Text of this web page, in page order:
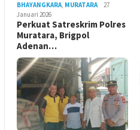
BHAYANGKARA, MURATARA
27
Januari 2026
Perkuat Satreskrim Polres
Muratara, Brigpol
Adenan…